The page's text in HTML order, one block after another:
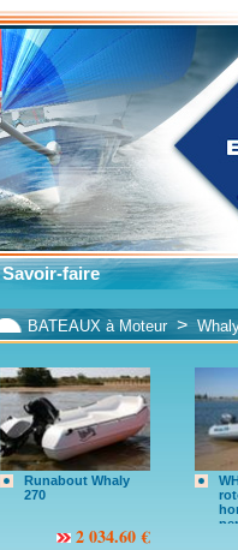
Savoir-faire
BATEAUX à Moteur>
Runabout Whaly
270
2 034.60 €